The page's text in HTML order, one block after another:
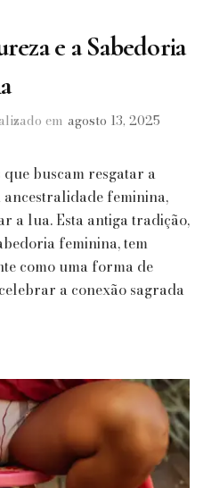
e a Sabedoria
em agosto 13, 2025
buscam resgatar a
ancestralidade feminina,
a lua. Esta antiga tradição,
feminina, tem
como uma forma de
a conexão sagrada